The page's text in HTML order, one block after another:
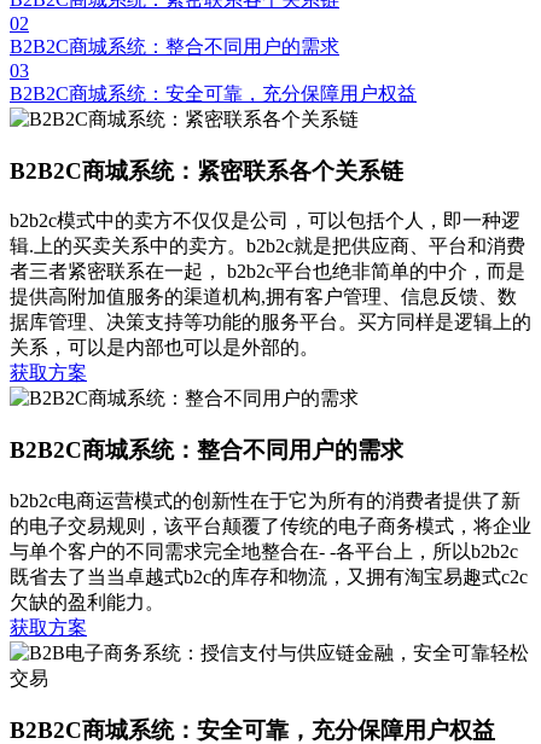
02
B2B2C商城系统：整合不同用户的需求
03
B2B2C商城系统：安全可靠，充分保障用户权益
B2B2C商城系统：紧密联系各个关系链
b2b2c模式中的卖方不仅仅是公司，可以包括个人，即一种逻
辑.上的买卖关系中的卖方。b2b2c就是把供应商、平台和消费
者三者紧密联系在一起， b2b2c平台也绝非简单的中介，而是
提供高附加值服务的渠道机构,拥有客户管理、信息反馈、数
据库管理、决策支持等功能的服务平台。买方同样是逻辑上的
关系，可以是内部也可以是外部的。
获取方案
B2B2C商城系统：整合不同用户的需求
b2b2c电商运营模式的创新性在于它为所有的消费者提供了新
的电子交易规则，该平台颠覆了传统的电子商务模式，将企业
与单个客户的不同需求完全地整合在- -各平台上，所以b2b2c
既省去了当当卓越式b2c的库存和物流，又拥有淘宝易趣式c2c
欠缺的盈利能力。
获取方案
B2B2C商城系统：安全可靠，充分保障用户权益